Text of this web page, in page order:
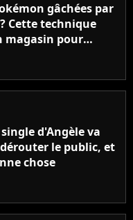
gâchées par
Cette technique
magasin pour
d'Angèle va
le public, et
chose